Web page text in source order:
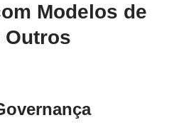
Modelos de
Outros